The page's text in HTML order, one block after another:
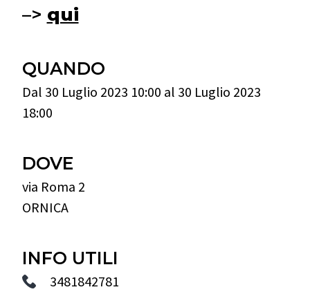
–> qui
QUANDO
Dal 30 Luglio 2023 10:00 al 30 Luglio 2023
18:00
DOVE
via Roma 2
ORNICA
INFO UTILI
3481842781